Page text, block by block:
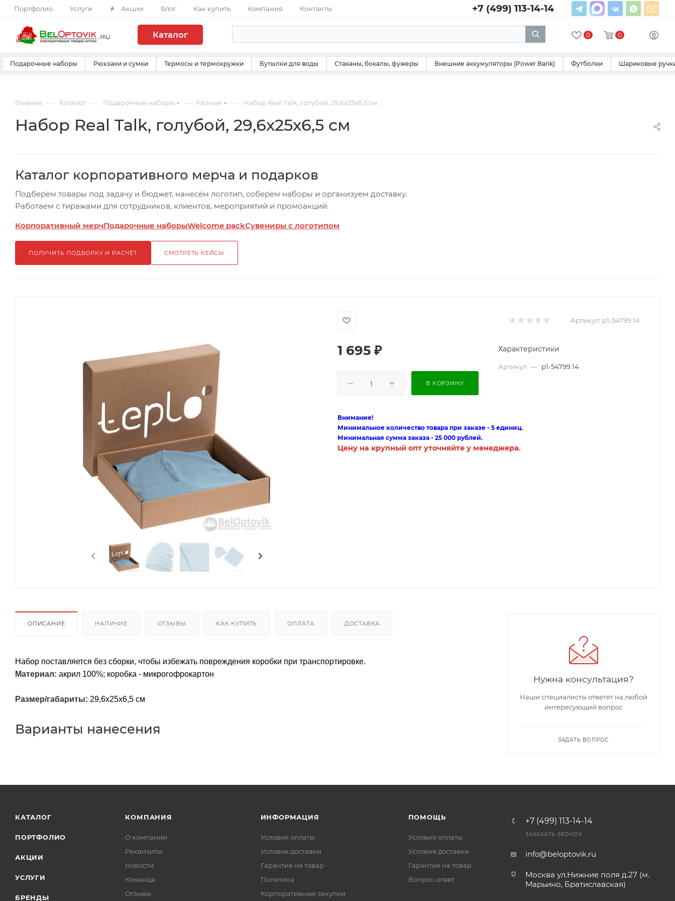
Портфолио Услуги Акции Блог Как купить Компания Контакты +7 (499) 113-14-14
Каталог 0 0
Подарочные наборы Рюкзаки и сумки Термосы и термокружки Бутылки для воды Стаканы, бокалы, фужеры Внешние аккумуляторы (Power Bank) Футболки Шариковые
Главная — Каталог — Подарочные наборы — Разные — Набор Real Talk, голубой, 29,6х25х6,5 см
Набор Real Talk, голубой, 29,6х25х6,5 см
Каталог корпоративного мерча и подарков
Подберём товары под задачу и бюджет, нанесём логотип, соберём наборы и организуем доставку.
Работаем с тиражами для сотрудников, клиентов, мероприятий и промоакций.
Корпоративный мерчПодарочные наборыWelcome packСувениры с логотипом
ПОЛУЧИТЬ ПОДБОРКУ И РАСЧЁТ СМОТРЕТЬ КЕЙСЫ
Артикул: p1-54799.14
1 695 ₽
В КОРЗИНУ
Характеристики
Артикул — p1-54799.14
Внимание!
Минимальное количество товара при заказе - 5 единиц.
Минимальная сумма заказа - 25 000 рублей.
Цену на крупный опт уточняйте у менеджера.
ОПИСАНИЕ НАЛИЧИЕ ОТЗЫВЫ КАК КУПИТЬ ОПЛАТА ДОСТАВКА
Набор поставляется без сборки, чтобы избежать повреждения коробки при транспортировке.
Материал: акрил 100%; коробка - микрогофрокартон
Размер/габариты: 29,6х25х6,5 см
Варианты нанесения
Нужна консультация?
Наши специалисты ответят на любой
интересующий вопрос
ЗАДАТЬ ВОПРОС
КАТАЛОГ
ПОРТФОЛИО
АКЦИИ
УСЛУГИ
БРЕНДЫ
КОМПАНИЯ
О компании
Реквизиты
Новости
Команда
Отзывы
ИНФОРМАЦИЯ
Условия оплаты
Условия доставки
Гарантия на товар
Политика
Корпоративные закупки
ПОМОЩЬ
Условия оплаты
Условия доставки
Гарантия на товар
Вопрос-ответ
+7 (499) 113-14-14
ЗАКАЗАТЬ ЗВОНОК
info@beloptovik.ru
Москва ул.Нижние поля д.27 (м.
Марьино, Братиславская)